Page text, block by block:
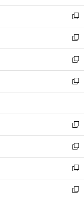
開
く
ウ
で
開
く
ン
ド
ウ
で
開
く
ウ
ィ
ン
ド
ウ
で
開
く
し
い
ウ
ィ
ン
ド
ウ
で
開
新
し
い
ウ
ィ
ン
ド
ウ
開
く
新
し
い
ウ
ィ
ン
ウ
で
開
く
新
し
い
ウ
ン
ド
ウ
で
開
く
新
し
ウ
ィ
ン
ド
ウ
で
開
く
新
し
い
ウ
ィ
ン
ド
新
し
い
ウ
ィ
新
し
い
新